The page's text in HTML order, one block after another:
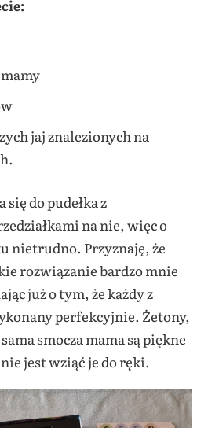
jaj znalezionych na
do pudełka z
na nie, więc o
nietrudno. Przyznaję, że
rozwiązanie bardzo mnie
już o tym, że każdy z
perfekcyjnie. Żetony,
smocza mama są piękne
jest wziąć je do ręki.